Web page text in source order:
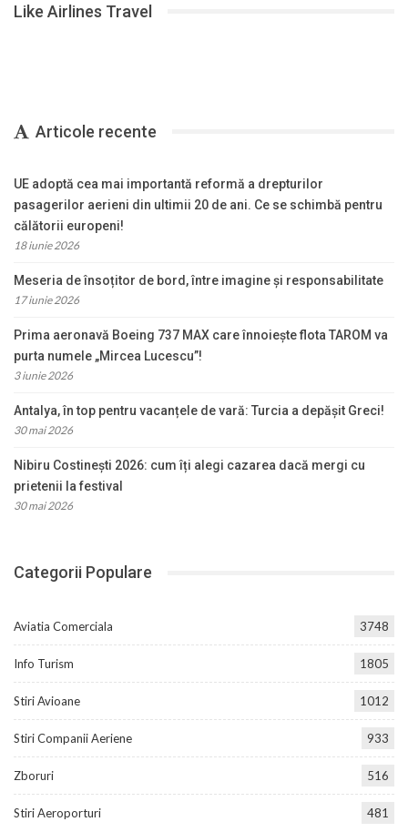
Like Airlines Travel
Articole recente
UE adoptă cea mai importantă reformă a drepturilor
pasagerilor aerieni din ultimii 20 de ani. Ce se schimbă pentru
călătorii europeni!
18 iunie 2026
Meseria de însoțitor de bord, între imagine și responsabilitate
17 iunie 2026
Prima aeronavă Boeing 737 MAX care înnoiește flota TAROM va
purta numele „Mircea Lucescu”!
3 iunie 2026
Antalya, în top pentru vacanțele de vară: Turcia a depășit Greci!
30 mai 2026
Nibiru Costinești 2026: cum îți alegi cazarea dacă mergi cu
prietenii la festival
30 mai 2026
Categorii Populare
Aviatia Comerciala 3748
Info Turism 1805
Stiri Avioane 1012
Stiri Companii Aeriene 933
Zboruri 516
Stiri Aeroporturi 481